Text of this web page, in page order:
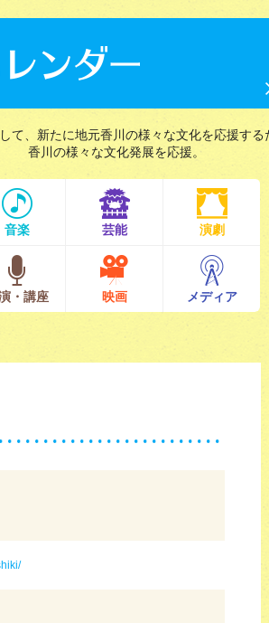
て、新たに地元香川の様々な文化を応援す
香川の様々な文化発展を応援。
音楽 芸能 演劇
・講座 映画 メディア